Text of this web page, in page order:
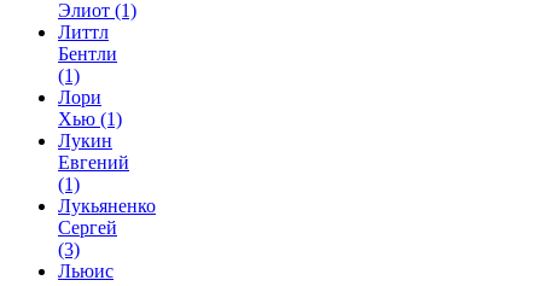
Элиот (1)
Литтл
Бентли
(1)
Лори
Хью (1)
Лукин
Евгений
(1)
Лукьяненко
Сергей
(3)
Льюис